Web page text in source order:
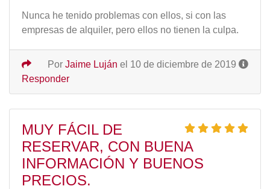
Nunca he tenido problemas con ellos, si con las
empresas de alquiler, pero ellos no tienen la culpa.
Por Jaime Luján el 10 de diciembre de 2019
Responder
MUY FÁCIL DE
RESERVAR, CON BUENA
INFORMACIÓN Y BUENOS
PRECIOS.